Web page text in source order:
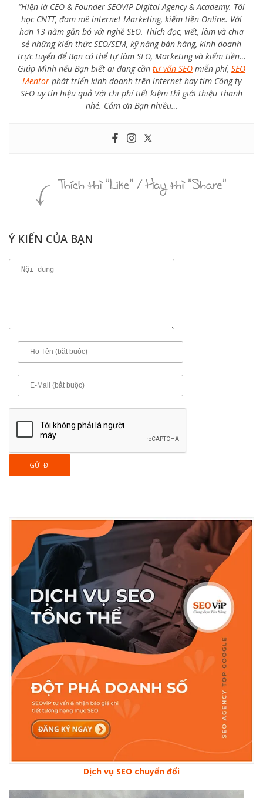
“Hiện là CEO & Founder SEOViP Digital Agency & Academy. Tôi
học CNTT, đam mê internet Marketing, kiếm tiền Online. Với
hơn 13 năm gắn bó với nghề SEO. Thích đọc, viết, làm và chia
sẻ những kiến thức SEO/SEM, kỹ năng bán hàng, kinh doanh
trực tuyến để Bạn có thể tự làm SEO, Marketing và kiếm tiền…
Giúp Mình nếu Bạn biết ai đang cần tư vấn SEO miễn phí, SEO
Mentorphát triển kinh doanh trên internet hay tìm Công ty
SEO uy tín hiệu quả Với chi phí tiết kiệm thì giới thiệu Thanh
nhé. Cảm ơn Bạn nhiều…
Ý KIẾN CỦA BẠN
Dịch vụ SEO chuyển đổi